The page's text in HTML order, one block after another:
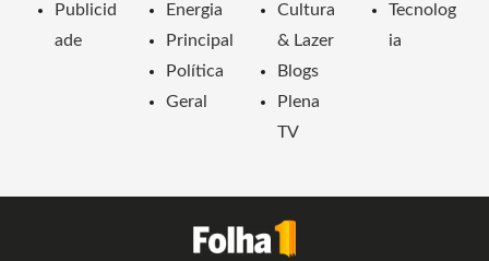
Publicid
ade
Energia
Principal
Política
Geral
Cultura
& Lazer
Blogs
Plena
TV
Tecnolog
ia